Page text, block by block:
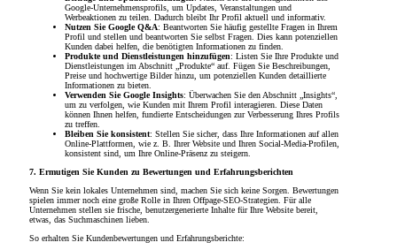
Google-Unternehmensprofils, um Updates, Veranstaltungen und
Werbeaktionen zu teilen. Dadurch bleibt Ihr Profil aktuell und informativ.
Nutzen Sie Google Q&A: Beantworten Sie häufig gestellte Fragen in Ihrem
Profil und stellen und beantworten Sie selbst Fragen. Dies kann potenziellen
Kunden dabei helfen, die benötigten Informationen zu finden.
Produkte und Dienstleistungen hinzufügen: Listen Sie Ihre Produkte und
Dienstleistungen im Abschnitt „Produkte“ auf. Fügen Sie Beschreibungen,
Preise und hochwertige Bilder hinzu, um potenziellen Kunden detaillierte
Informationen zu bieten.
Verwenden Sie Google Insights: Überwachen Sie den Abschnitt „Insights“,
um zu verfolgen, wie Kunden mit Ihrem Profil interagieren. Diese Daten
können Ihnen helfen, fundierte Entscheidungen zur Verbesserung Ihres Profils
zu treffen.
Bleiben Sie konsistent: Stellen Sie sicher, dass Ihre Informationen auf allen
Online-Plattformen, wie z. B. Ihrer Website und Ihren Social-Media-Profilen,
konsistent sind, um Ihre Online-Präsenz zu steigern.
7. Ermutigen Sie Kunden zu Bewertungen und Erfahrungsberichten
Wenn Sie kein lokales Unternehmen sind, machen Sie sich keine Sorgen. Bewertungen
spielen immer noch eine große Rolle in Ihren Offpage-SEO-Strategien. Für alle
Unternehmen stellen sie frische, benutzergenerierte Inhalte für Ihre Website bereit,
etwas, das Suchmaschinen lieben.
So erhalten Sie Kundenbewertungen und Erfahrungsberichte: